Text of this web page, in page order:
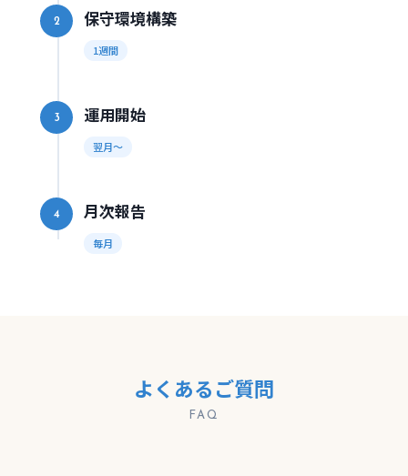
2 保守環境構築
1週間
3 運用開始
翌月〜
4 月次報告
毎月
よくあるご質問
FAQ